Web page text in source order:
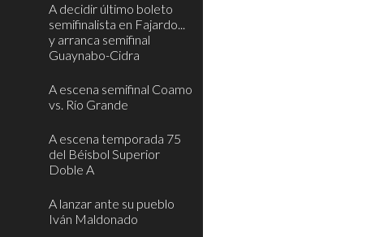
A decidir último boleto
semifinalista en Fajardo...
y arranca semifinal
Guaynabo-Cidra
A escena semifinal Coamo
vs. Río Grande
A escena temporada 75
del Béisbol Superior
Doble A
A lanzar ante su pueblo
Iván Maldonado